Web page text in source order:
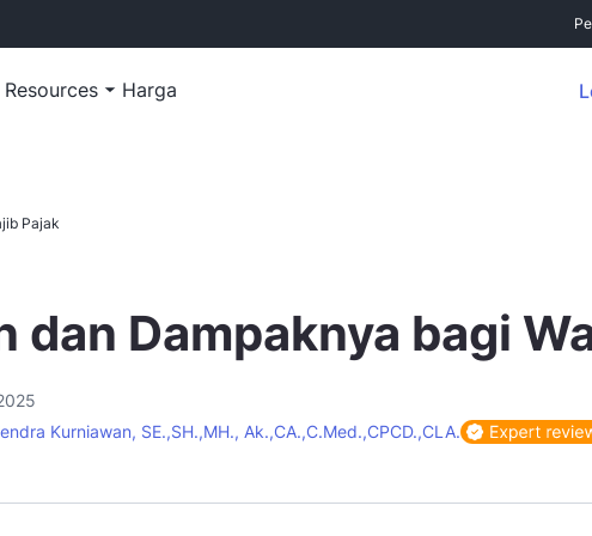
Resources Harga
Pajak
dan Dampaknya bagi
Kurniawan, SE.,SH.,MH., Ak.,CA.,C.Med.,CPCD.,CLA.